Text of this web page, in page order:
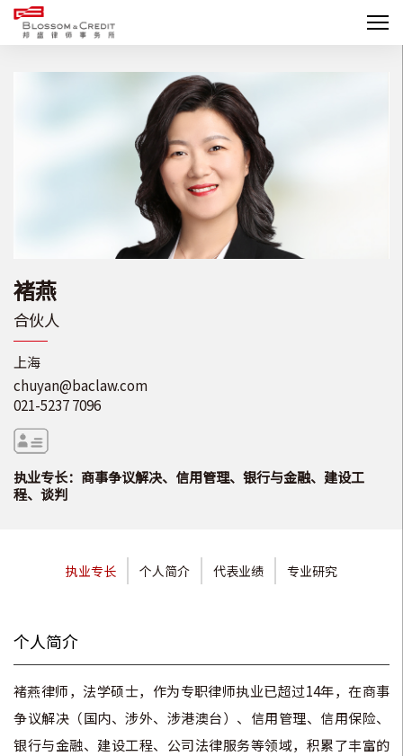
褚燕
合伙人
上海
chuyan@baclaw.com
021-5237 7096
执业专长：商事争议解决、信用管理、银行与金融、建设工
程、谈判
执业专长 个人简介 代表业绩 专业研究
个人简介
褚燕律师，法学硕士，作为专职律师执业已超过14年，在商事
争议解决（国内、涉外、涉港澳台）、信用管理、信用保险、
银行与金融、建设工程、公司法律服务等领域，积累了丰富的